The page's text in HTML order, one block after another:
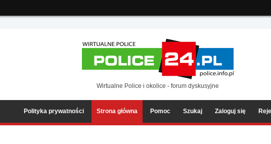
Wirtualne Police i okolice - forum dyskusyjne
Polityka prywatności Strona główna Pomoc Szukaj Zaloguj się